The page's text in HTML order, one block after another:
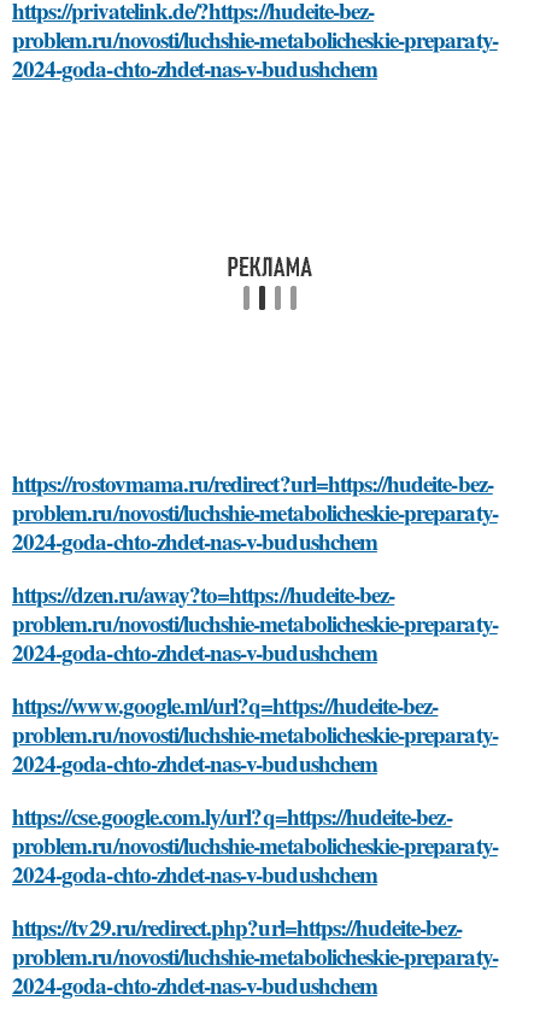
https://privatelink.de/?https://hudeite-bez-
problem.ru/novosti/luchshie-metabolicheskie-preparaty-
2024-goda-chto-zhdet-nas-v-budushchem
https://rostovmama.ru/redirect?url=https://hudeite-bez-
problem.ru/novosti/luchshie-metabolicheskie-preparaty-
2024-goda-chto-zhdet-nas-v-budushchem
https://dzen.ru/away?to=https://hudeite-bez-
problem.ru/novosti/luchshie-metabolicheskie-preparaty-
2024-goda-chto-zhdet-nas-v-budushchem
https://www.google.ml/url?q=https://hudeite-bez-
problem.ru/novosti/luchshie-metabolicheskie-preparaty-
2024-goda-chto-zhdet-nas-v-budushchem
https://cse.google.com.ly/url?q=https://hudeite-bez-
problem.ru/novosti/luchshie-metabolicheskie-preparaty-
2024-goda-chto-zhdet-nas-v-budushchem
https://tv29.ru/redirect.php?url=https://hudeite-bez-
problem.ru/novosti/luchshie-metabolicheskie-preparaty-
2024-goda-chto-zhdet-nas-v-budushchem